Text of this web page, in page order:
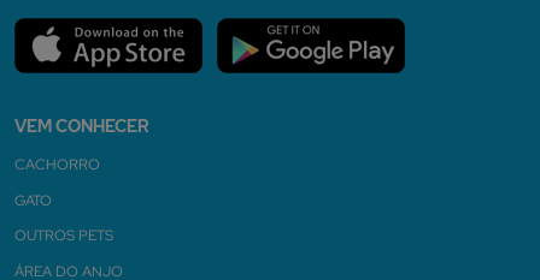
VEM CONHECER
CACHORRO
GATO
OUTROS PETS
ÁREA DO ANJO